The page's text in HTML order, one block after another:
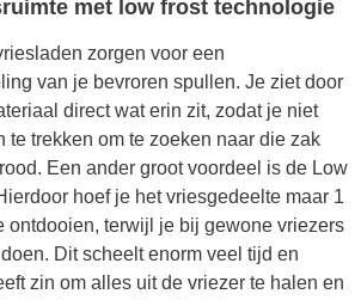
met low frost technologie
zorgen voor een
van je bevroren spullen. Je ziet door
direct wat erin zit, zodat je niet
te trekken om te zoeken naar die zak
Een ander groot voordeel is de Low
hoef je het vriesgedeelte maar 1
ontdooien, terwijl je bij gewone vriezers
Dit scheelt enorm veel tijd en
zin om alles uit de vriezer te halen en